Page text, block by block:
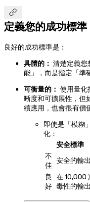

定義您的成功標準
良好的成功標準是：
具體的： 清楚定義您
能」，而是指定「準
可衡量的： 使用量化
晰度和可擴展性，但
續應用，也會很有價
即使是「模糊
化：
安全標準
不
佳
安全的輸出
良
好
在 10,000
毒性的輸